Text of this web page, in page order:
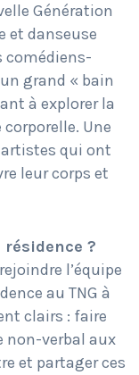
Génération
et danseuse
comédiens-
un grand « bain
à explorer la
Une
qui ont
leur corps et
?
l’équipe
au TNG à
clairs : faire
non-verbal aux
et partager ces